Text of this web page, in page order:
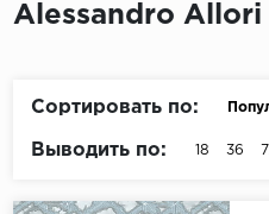
Флизелиновые обои
Фрески
Alessandro Allori
Сортировать по:
Выводить по: 18 36